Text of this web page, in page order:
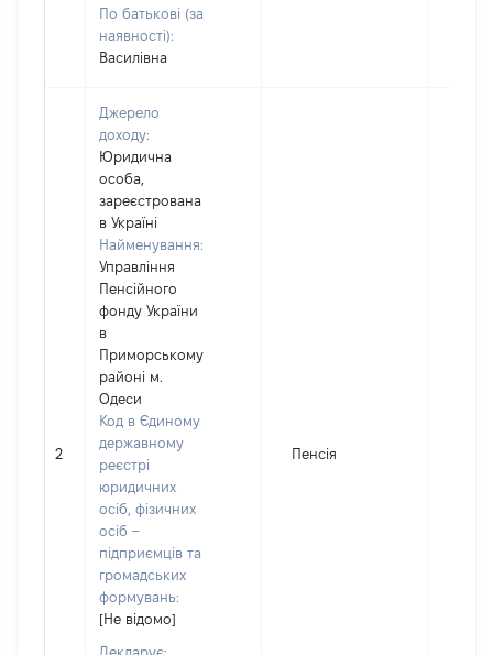
По батькові (за
наявності):
Василівна
2
Джерело
доходу:
Юридична
особа,
зареєстрована
в Україні
Найменування:
Управління
Пенсійного
фонду України
в
Приморському
районі м.
Одеси
Код в Єдиному
державному
реєстрі
юридичних
осіб, фізичних
осіб –
підприємців та
громадських
формувань:
[Не відомо]
Декларує:
Пенсія